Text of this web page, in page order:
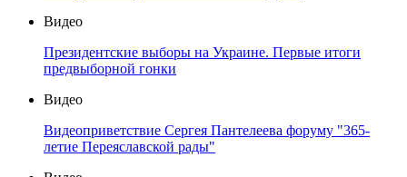
Видео
Президентские выборы на Украине. Первые итоги
предвыборной гонки
Видео
Видеоприветствие Сергея Пантелеева форуму "365-
летие Переяславской рады"